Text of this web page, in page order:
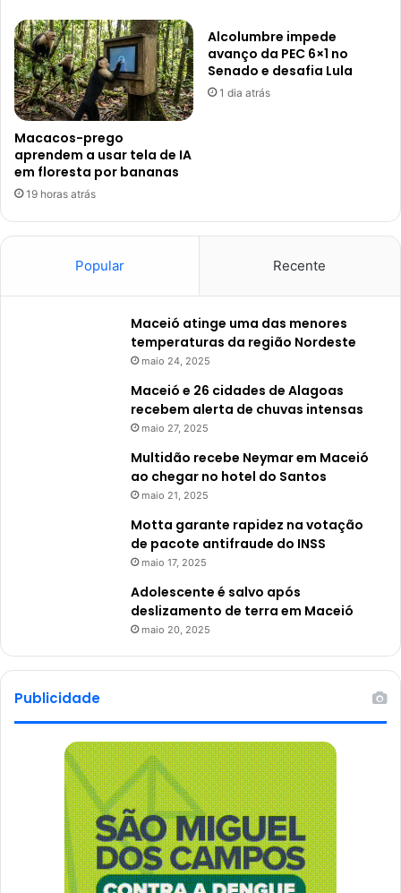
Macacos-prego
aprendem a usar tela de IA
em floresta por bananas
19 horas atrás
Alcolumbre impede
avanço da PEC 6×1 no
Senado e desafia Lula
1 dia atrás
Popular Recente
Maceió atinge uma das menores
temperaturas da região Nordeste
maio 24, 2025
Maceió e 26 cidades de Alagoas
recebem alerta de chuvas intensas
maio 27, 2025
Multidão recebe Neymar em Maceió
ao chegar no hotel do Santos
maio 21, 2025
Motta garante rapidez na votação
de pacote antifraude do INSS
maio 17, 2025
Adolescente é salvo após
deslizamento de terra em Maceió
maio 20, 2025
Publicidade